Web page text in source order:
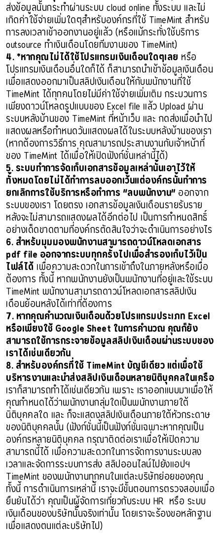
ส่งข้อมูลนั้นกระทำผ่านระบบ cloud online ทั้งระบบ และไม่
เกิดค่าใช้จ่ายเพิ่มใดๆสำหรับองค์กรที่ใช้ TimeMint สำหรับ
การลงเวลาเข้าออกงานอยู่แล้ว (หรือแม้กระทั่งใช้บริการ
outsource ทำเงินเดือนโดยทีมงานของ TimeMint)
4. *หากคุณไม่ได้ใช้โปรแกรมเงินเดือนใดๆเลย หรือ
โปรแกรมเงินเดือนอื่นใดก็ได้ ก็สามารถนำเข้าข้อมูลเงินเดือน
เพื่อแสดงออกมาเป็นสลิปเงินเดือนให้กับพนักงานที่ใช้
TimeMint ได้ทุกคนโดยไม่มีค่าใช้จ่ายเพิ่มเติม กระบวนการ
เพียงดาวน์โหลดรูปแบบของ Excel file แล้ว Upload ผ่าน
ระบบหลังบ้านของ TimeMint ที่หน้าเว็บ และ กดส่งเพื่อนำไป
แสดงผลหรือกำหนดวันแสดงผลได้ในระบบหลังบ้านของเรา
(หากต้องการวิธีการ คุณสามารถประสานงานกับเจ้าหน้าที่
ของ TimeMint ได้เพื่อให้เปิดฟังก์ชั่นเหล่านี้ได้)
​5. ระบบทำการจัดเก็บเอกสารข้อมูลเหล่านั้นเอาไว้ให้
ทั้งหมดโดยไม่ได้ทำการลบออกเว้นแต่องค์กรนั้นทำการ
ยกเลิกการใช้บริการหรือทำการ “ลบพนักงาน”ออกจาก
ระบบของเรา โดยตรง เอกสารข้อมูลเงินเดือนรายรับราย
หลังจะไม่สามารถแสดงผลได้อีกต่อไป เป็นการกำหนดสิทธิ์
อย่างเด็ดขาดตามที่องค์กรตัดสินใจว่าจะดำเนินการอย่างไร
6. สำหรับมุมมองพนักงานสามารถดาวน์โหลดเอกสาร
pdf file ออกจากระบบทุกครั้งไปเพื่อสำรองเก็บไว้เป็น
ไฟล์ได้เพื่อความสะดวกในการเข้าถึงในภายหลังหรือเมื่อ
ต้องการ ทั้งนี้ หากพนักงานยังเป็นพนักงานที่อยู่และใช้ระบบ
TimeMint พนักงานสามารถดาวน์โหลดเอกสารสลิปเงิน
เดือนย้อนหลังได้เท่าที่ต้องการ
7. หากคุณคำนวณเงินเดือนด้วยโปรแกรมประเภท Excel
หรือเพียงใช้ Google Sheet ในการคำนวณ คุณก็ยัง
สามารถใช้การกระจายข้อมูลสลิปเงินเดือนผ่านระบบของ
เราได้เช่นเดียวกัน
8. สำหรับองค์กรที่ใช้ TimeMint บัญชีเดียว แต่เพื่อใช้
บริหารงานและนำส่งสลิปเงินเดือนหลายนิติบุคคลในเครือ
เราก็สามารถทำได้เช่นเดียวกัน เพราะ เราออกแบบมาเพื่อให้
คุณกำหนดได้ว่าพนักงานกลุ่มใดเป็นพนักงานภายใต้
นิติบุคคลใด และ ก็จะแสดงสลิปเงินเดือนภายใต้หัวกระดาษ
ของนิติบุคคลนั้น (ฟังก์ชั่นนี้เป็นฟังก์ชั่นเฉพาะหากคุณเป็น
องค์กรหลายนิติบุคคล กรุณาติดต่อเราเพื่อให้เปิดความ
สามารถนี้ได้ เพื่อความสะดวกในการจัดการงานระบบลง
เวลาและจัดการระบบการส่ง สลิปออนไลน์ไปยังแอปฯ
TimeMint ของพนักงานทุกคนในแต่ละบริษัทย่อยของคุณ
ทั้งนี้ การดำเนินการเหล่านี้ เราจะมีขั้นตอนการตรวจสอบเพื่อ
ยืนยันได้ว่า คุณเป็นผู้จัดการเกี่ยวกับระบบ HR หรือ ระบบ
เงินเดือนของบริษัทนั้นจริงเท่านั้น โดยเราจะร้องขอหลักฐาน
เพื่อแสดงตนแต่ละบริษัทไป)